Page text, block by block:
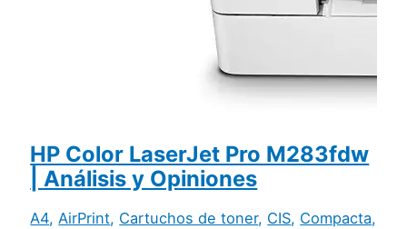
HP Color LaserJet Pro M283fdw
| Análisis y Opiniones
A4,AirPrint, Cartuchos de toner, CIS, Compacta,